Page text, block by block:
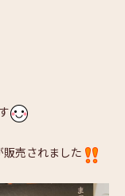
売されました